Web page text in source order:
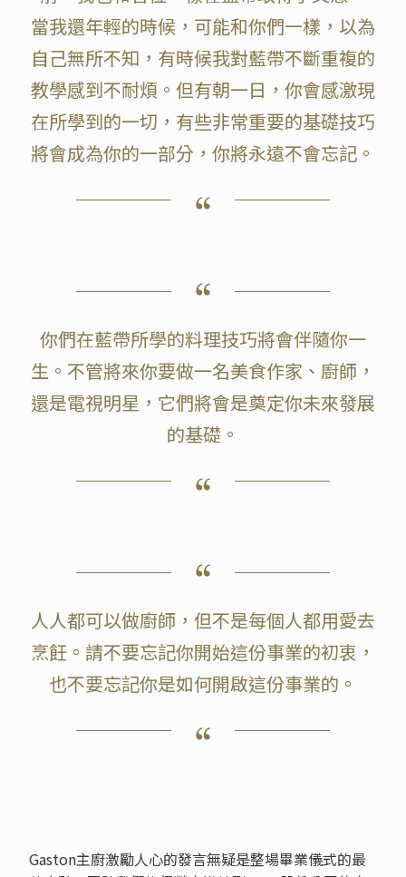
當我還年輕的時候，可能和你們一樣，以為
自己無所不知，有時候我對藍帶不斷重複的
教學感到不耐煩。但有朝一日，你會感激現
在所學到的一切，有些非常重要的基礎技巧
將會成為你的一部分，你將永遠不會忘記。
你們在藍帶所學的料理技巧將會伴隨你一
生。不管將來你要做一名美食作家、廚師，
還是電視明星，它們將會是奠定你未來發展
的基礎。
人人都可以做廚師，但不是每個人都用愛去
烹飪。請不要忘記你開始這份事業的初衷，
也不要忘記你是如何開啟這份事業的。
Gaston主廚激勵人心的發言無疑是整場畢業儀式的最